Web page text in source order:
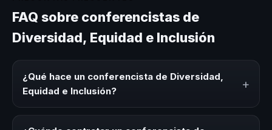
FAQ sobre conferencistas de
Diversidad, Equidad e Inclusión
¿Qué hace un conferencista de Diversidad,
Equidad e Inclusión?
+
experto que comparte conocimiento, estrategias y